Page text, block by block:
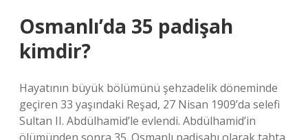
Osmanlı’da 35 padişah
kimdir?
Hayatının büyük bölümünü şehzadelik döneminde
geçiren 33 yaşındaki Reşad, 27 Nisan 1909’da selefi
Sultan II. Abdülhamid’le evlendi. Abdülhamid’in